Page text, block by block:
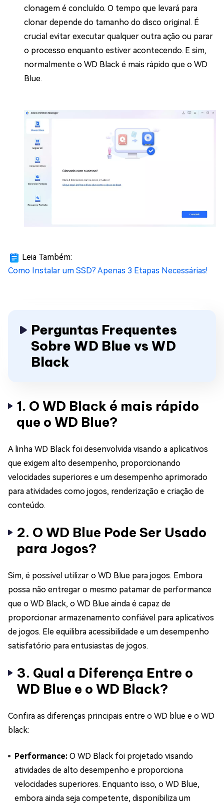
clonagem é concluído. O tempo que levará para
clonar depende do tamanho do disco original. É
crucial evitar executar qualquer outra ação ou parar
o processo enquanto estiver acontecendo. E sim,
normalmente o WD Black é mais rápido que o WD
Blue.
Leia Também:
Como Instalar um SSD? Apenas 3 Etapas Necessárias!
Perguntas Frequentes
Sobre WD Blue vs WD
Black
1. O WD Black é mais rápido
que o WD Blue?
A linha WD Black foi desenvolvida visando a aplicativos
que exigem alto desempenho, proporcionando
velocidades superiores e um desempenho aprimorado
para atividades como jogos, renderização e criação de
conteúdo.
2. O WD Blue Pode Ser Usado
para Jogos?
Sim, é possível utilizar o WD Blue para jogos. Embora
possa não entregar o mesmo patamar de performance
que o WD Black, o WD Blue ainda é capaz de
proporcionar armazenamento confiável para aplicativos
de jogos. Ele equilibra acessibilidade e um desempenho
satisfatório para entusiastas de jogos.
3. Qual a Diferença Entre o
WD Blue e o WD Black?
Confira as diferenças principais entre o WD blue e o WD
black:
Performance: O WD Black foi projetado visando
atividades de alto desempenho e proporciona
velocidades superiores. Enquanto isso, o WD Blue,
embora ainda seja competente, disponibiliza um